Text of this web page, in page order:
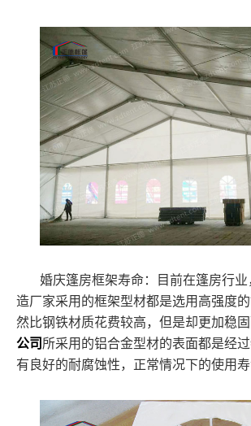
婚庆篷房框架寿命：目前在篷房行业
造厂家采用的框架型材都是选用高强度
然比钢铁材质花费较高，但是却更加稳
公司 所采用的铝合金型材的表面都是经
有良好的耐腐蚀性，正常情况下的使用